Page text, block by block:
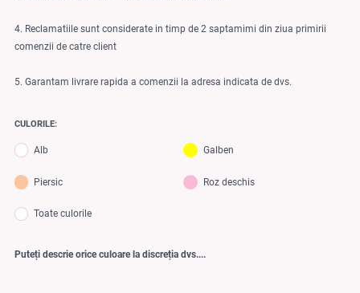
4. Reclamatiile sunt considerate in timp de 2 saptamimi din ziua primirii
comenzii de catre client
5. Garantam livrare rapida a comenzii la adresa indicata de dvs.
CULORILE:
Alb Galben
Piersic Roz deschis
Toate culorile
Puteți descrie orice culoare la discreția dvs....